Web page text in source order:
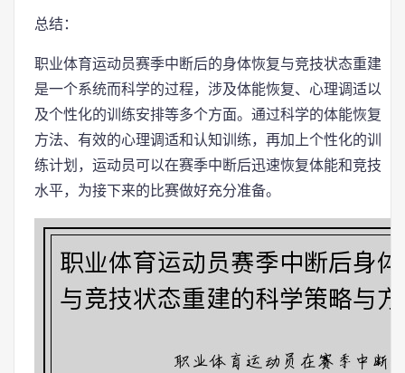
总结：
职业体育运动员赛季中断后的身体恢复与竞技状态重建
是一个系统而科学的过程，涉及体能恢复、心理调适以
及个性化的训练安排等多个方面。通过科学的体能恢复
方法、有效的心理调适和认知训练，再加上个性化的训
练计划，运动员可以在赛季中断后迅速恢复体能和竞技
水平，为接下来的比赛做好充分准备。